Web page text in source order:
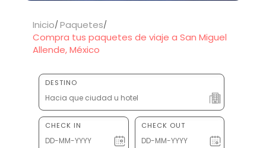
Inicio Paquetes
Compra tus paquetes de viaje a San Miguel
Allende, México
DESTINO
CHECK IN CHECK OUT